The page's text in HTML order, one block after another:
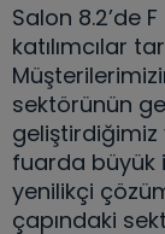
Salon 8.2’de
katılımcılar
sektörünün
geliştirdiğimiz
fuarda büyük
yenilikçi
çapındaki